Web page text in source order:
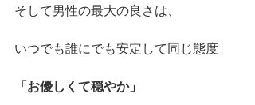
そして男性の最大の良さは、
いつでも誰にでも安定して同じ態度
「お優しくて穏やか」